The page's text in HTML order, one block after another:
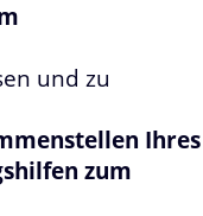
und zu
Ihres
zum